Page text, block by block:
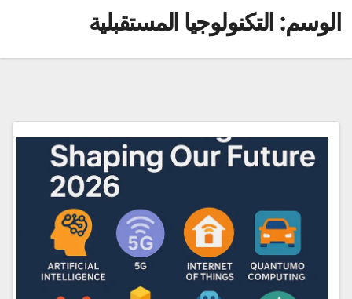
الوسم:التكنولوجيا المستقبلية